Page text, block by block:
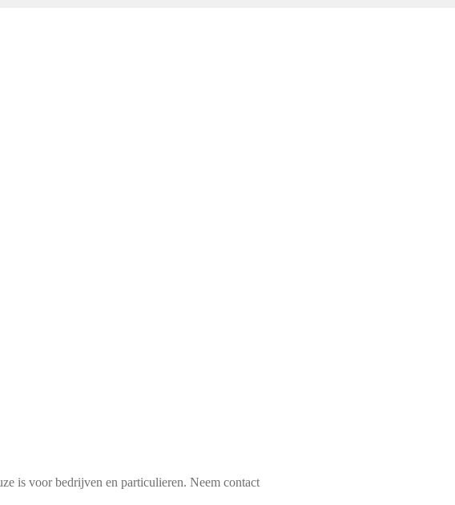
is voor bedrijven en particulieren. Neem contact